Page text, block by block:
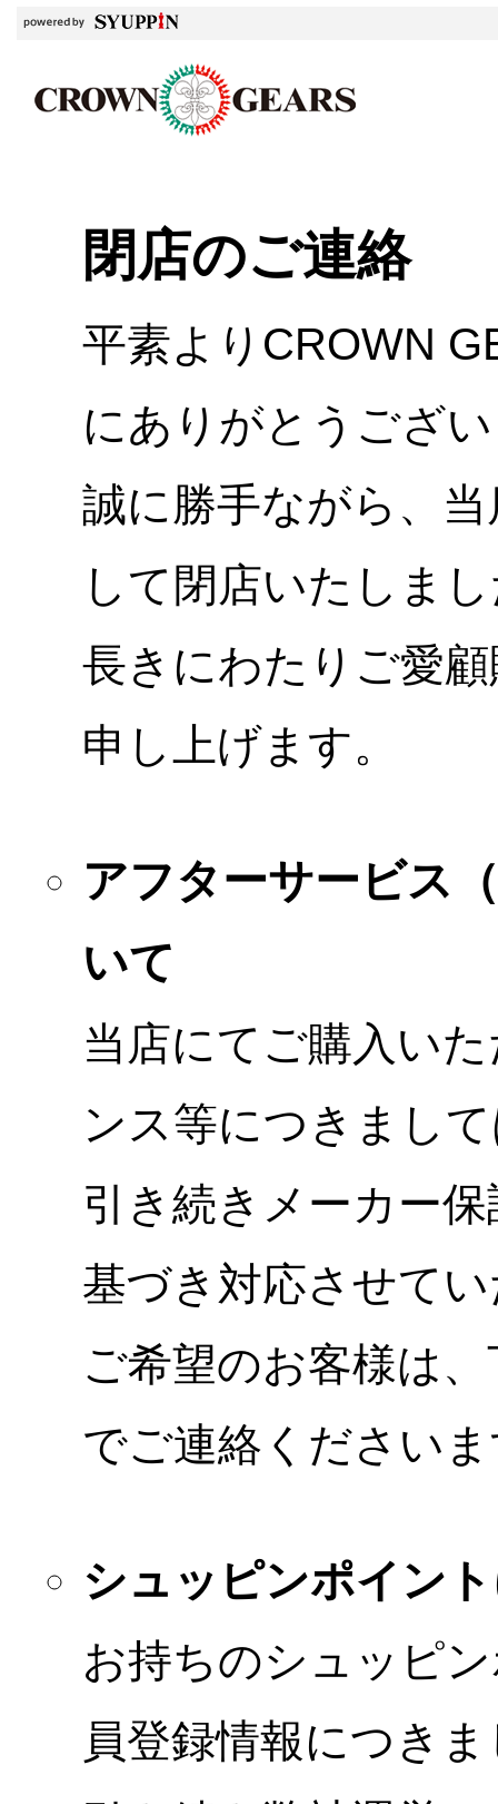
閉店のご連絡
平素よりCROWN
にありがとうござ
誠に勝手ながら、
して閉店いたしま
長きにわたりご愛
申し上げます。
アフターサービス
いて
当店にてご購入い
ンス等につきまし
引き続きメーカー
基づき対応させて
ご希望のお客様は
でご連絡ください
シュッピンポイン
お持ちのシュッピ
員登録情報につき